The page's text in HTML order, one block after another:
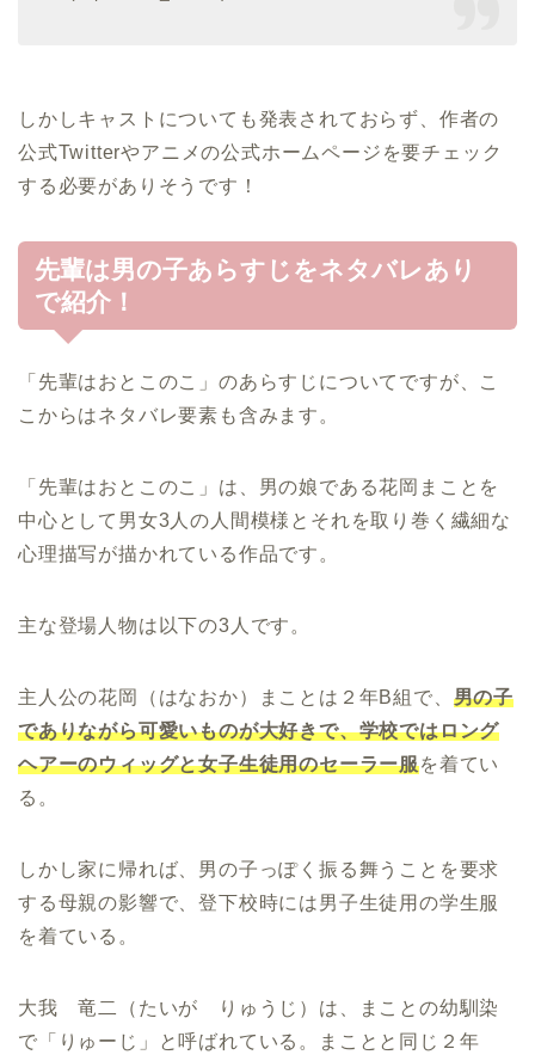
しかしキャストについても発表されておらず、作者の
公式Twitterやアニメの公式ホームページを要チェック
する必要がありそうです！
先輩は男の子あらすじをネタバレあり
で紹介！
「先輩はおとこのこ」のあらすじについてですが、こ
こからはネタバレ要素も含みます。
「先輩はおとこのこ」は、男の娘である花岡まことを
中心として男女3人の人間模様とそれを取り巻く繊細な
心理描写が描かれている作品です。
主な登場人物は以下の3人です。
主人公の花岡（はなおか）まことは２年B組で、 男の子
でありながら可愛いものが大好きで、学校ではロング
ヘアーのウィッグと女子生徒用のセーラー服を着てい
る。
しかし家に帰れば、男の子っぽく振る舞うことを要求
する母親の影響で、登下校時には男子生徒用の学生服
を着ている。
大我 竜二（たいが りゅうじ）は、まことの幼馴染
で「りゅーじ」と呼ばれている。まことと同じ２年